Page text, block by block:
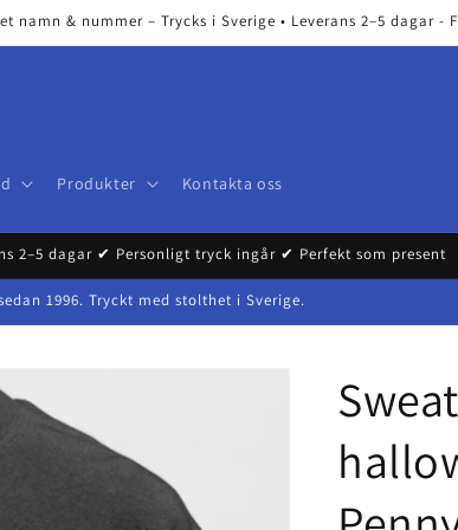
& nummer – Trycks i Sverige • Leverans 2–5 dagar -
Produkter Kontakta oss
2–5 dagar ✔ Personligt tryck ingår ✔ Perfekt som present
1996. Tryckt med stolthet i Sverige.